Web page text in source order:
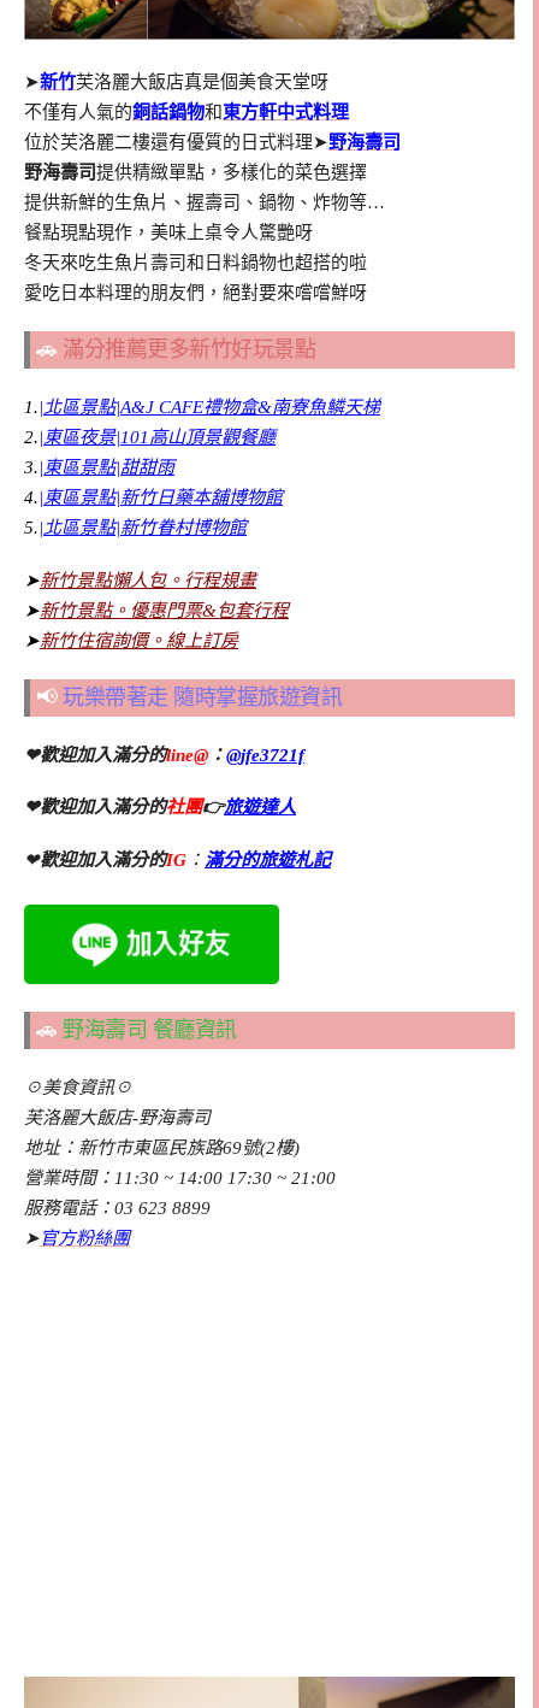
➤新竹芙洛麗大飯店真是個美食天堂呀
不僅有人氣的銅話鍋物和東方軒中式料理
位於芙洛麗二樓還有優質的日式料理➤野海壽司
野海壽司 提供精緻單點，多樣化的菜色選擇
提供新鮮的生魚片、握壽司、鍋物、炸物等…
餐點現點現作，美味上桌令人驚艷呀
冬天來吃生魚片壽司和日料鍋物也超搭的啦
愛吃日本料理的朋友們，絕對要來嚐嚐鮮呀
🚗 滿分推薦更多新竹好玩景點
1.|北區景點|A&J CAFE禮物盒&南寮魚鱗天梯
2.|東區夜景|101高山頂景觀餐廳
3.|東區景點|甜甜雨
4.|東區景點|新竹日藥本舖博物館
5.|北區景點|新竹眷村博物館
➤新竹景點懶人包。行程規畫
➤新竹景點。優惠門票&包套行程
➤新竹住宿詢價。線上訂房
📢 玩樂帶著走 隨時掌握旅遊資訊
❤歡迎加入滿分的line@ ：@jfe3721f
❤歡迎加入滿分的社團👉旅遊達人
❤歡迎加入滿分的IG ： 滿分的旅遊札記
🚗 野海壽司 餐廳資訊
☉美食資訊☉
芙洛麗大飯店-野海壽司
地址：新竹市東區民族路69號(2樓)
營業時間：11:30 ~ 14:00 17:30 ~ 21:00
服務電話：03 623 8899
➤官方粉絲團